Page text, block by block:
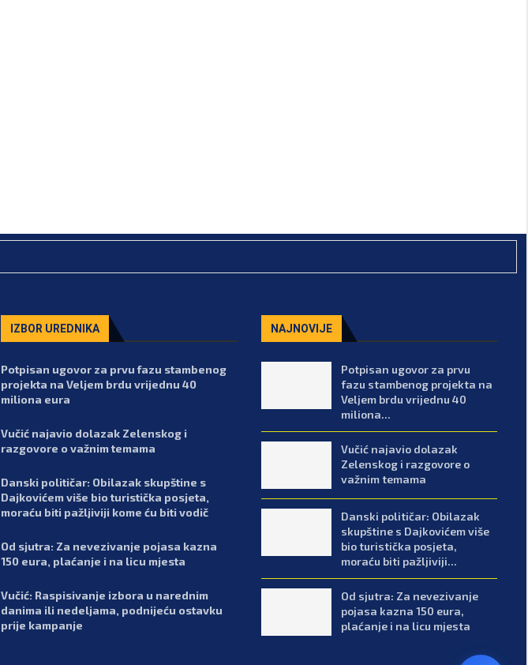
IZBOR UREDNIKA
Potpisan ugovor za prvu fazu stambenog
projekta na Veljem brdu vrijednu 40
miliona eura
Vučić najavio dolazak Zelenskog i
razgovore o važnim temama
Danski političar: Obilazak skupštine s
Dajkovićem više bio turistička posjeta,
moraću biti pažljiviji kome ću biti vodič
Od sjutra: Za nevezivanje pojasa kazna
150 eura, plaćanje i na licu mjesta
Vučić: Raspisivanje izbora u narednim
danima ili nedeljama, podnijeću ostavku
prije kampanje
NAJNOVIJE
Potpisan ugovor za prvu
fazu stambenog projekta na
Veljem brdu vrijednu 40
miliona...
Vučić najavio dolazak
Zelenskog i razgovore o
važnim temama
Danski političar: Obilazak
skupštine s Dajkovićem više
bio turistička posjeta,
moraću biti pažljiviji...
Od sjutra: Za nevezivanje
pojasa kazna 150 eura,
plaćanje i na licu mjesta